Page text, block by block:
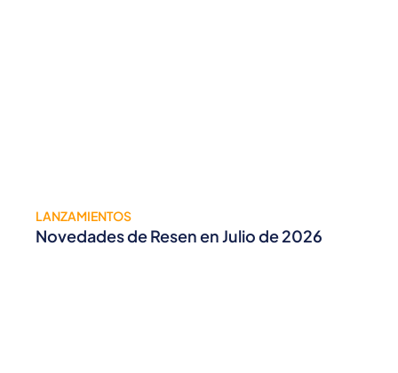
LANZAMIENTOS
Novedades de Resen en Julio de 2026